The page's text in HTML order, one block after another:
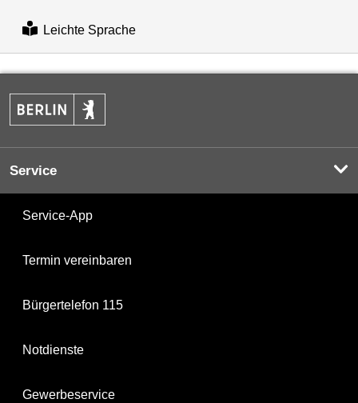
Leichte Sprache
Service
Service-App
Termin vereinbaren
Bürgertelefon 115
Notdienste
Gewerbeservice